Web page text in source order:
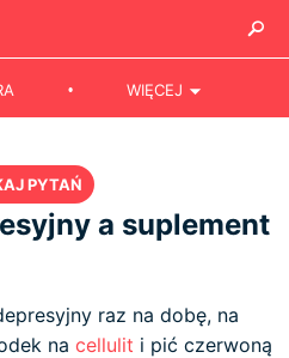
WIĘCEJ
PYTAŃ
a suplement
raz na dobę, na
na cellulit i pić czerwoną